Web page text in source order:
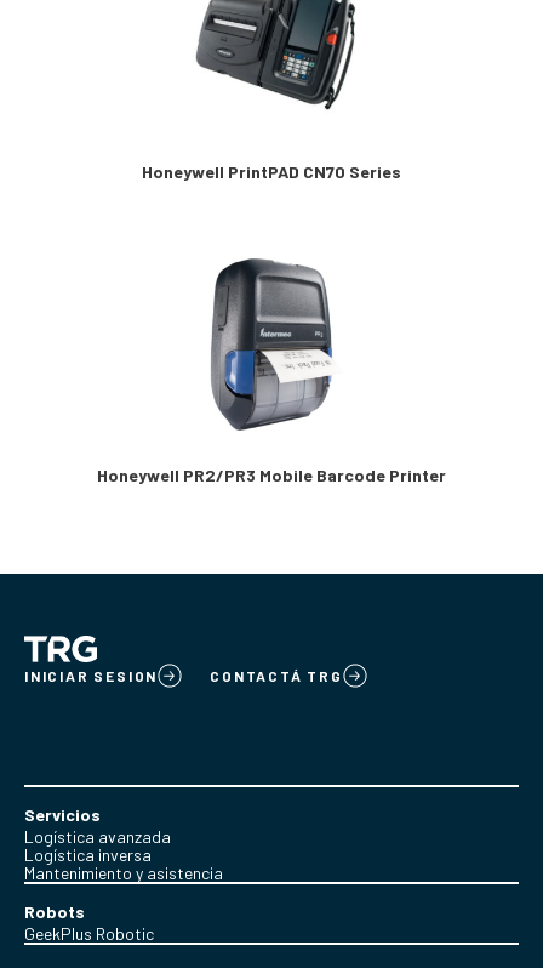
Honeywell PrintPAD CN70 Series
Honeywell PR2/PR3 Mobile Barcode Printer
INICIAR SESION CONTACTÁ TRG
Servicios
Logística avanzada
Logística inversa
Mantenimiento y asistencia
Robots
GeekPlus Robotic